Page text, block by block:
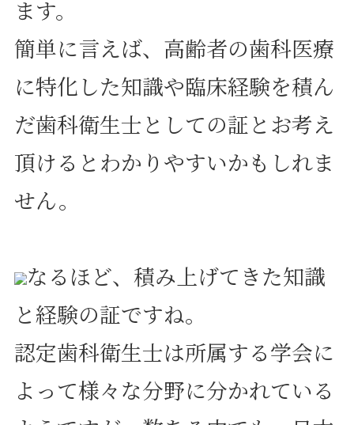
ます。
簡単に言えば、高齢者の歯科医療
に特化した知識や臨床経験を積ん
だ歯科衛生士としての証とお考え
頂けるとわかりやすいかもしれま
せん。
なるほど、積み上げてきた知識
と経験の証ですね。
認定歯科衛生士は所属する学会に
よって様々な分野に分かれている